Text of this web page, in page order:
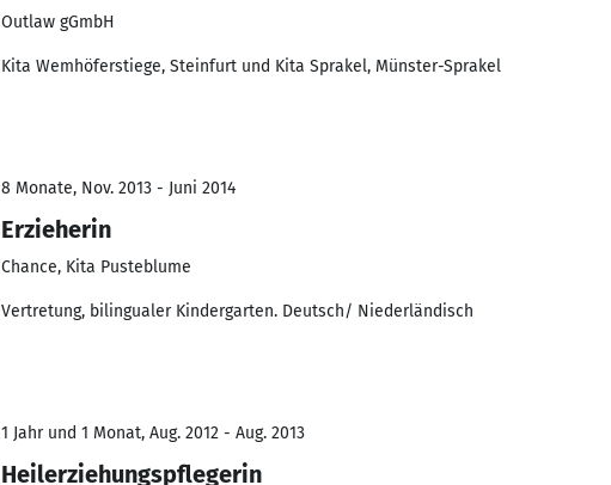
Outlaw gGmbH
Kita Wemhöferstiege, Steinfurt und Kita Sprakel, Münster-Sprakel
8 Monate, Nov. 2013 - Juni 2014
Erzieherin
Chance, Kita Pusteblume
Vertretung, bilingualer Kindergarten. Deutsch/ Niederländisch
1 Jahr und 1 Monat, Aug. 2012 - Aug. 2013
Heilerziehungspflegerin